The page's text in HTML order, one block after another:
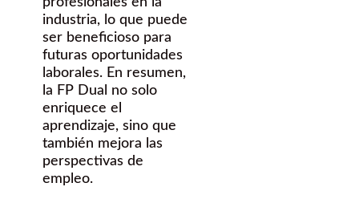
industria, lo que puede
ser beneficioso para
futuras oportunidades
laborales. En resumen,
la FP Dual no solo
enriquece el
aprendizaje, sino que
también mejora las
perspectivas de
empleo.